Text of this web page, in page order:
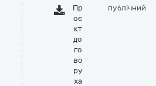
Пр
оє
кт
до
го
во
ру
ха
публічний